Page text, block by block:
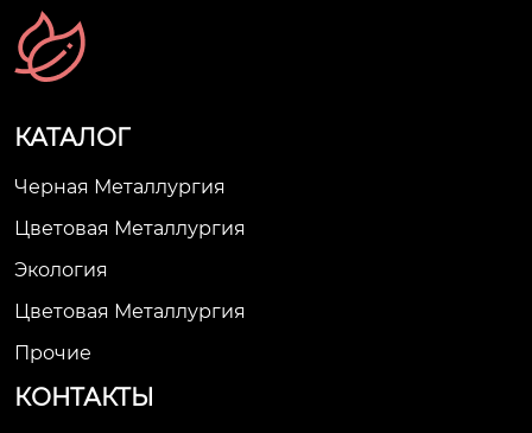
КАТАЛОГ
Черная Металлургия
Цветовая Металлургия
Экология
Цветовая Металлургия
Прочие
КОНТАКТЫ